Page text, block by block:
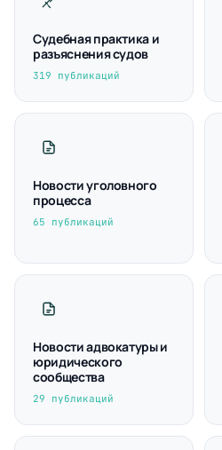
Судебная практика и
разъяснения судов
319 публикаций
Новости уголовного
процесса
65 публикаций
Новости адвокатуры и
юридического
сообщества
29 публикаций